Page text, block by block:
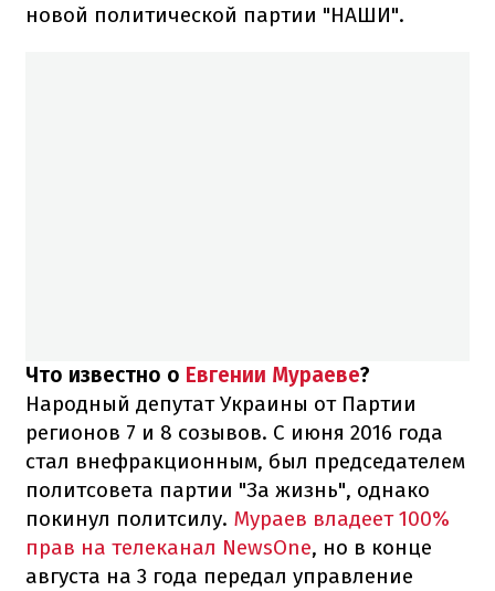
новой политической партии "НАШИ".
Что известно о Евгении Мураеве?
Народный депутат Украины от Партии
регионов 7 и 8 созывов. С июня 2016 года
стал внефракционным, был председателем
политсовета партии "За жизнь", однако
покинул политсилу. Мураев владеет 100%
прав на телеканал NewsOne, но в конце
августа на 3 года передал управление